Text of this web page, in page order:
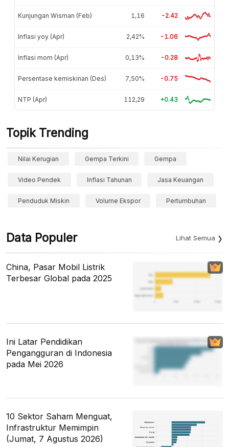
Kunjungan Wisman (Feb) 1,16 -2.42
Inflasi yoy (Apr) 2,42% -1.06
Inflasi mom (Apr) 0,13% -0.28
Persentase kemiskinan (Des) 7,50% -0.75
NTP (Apr) 112,29 +0.43
Topik Trending
Nilai Kerugian Gempa Terkini Gempa
Video Pendek Inflasi Tahunan Jasa Keuangan
Penduduk Miskin Volume Ekspor Pertumbuhan
Data Populer Lihat Semua
China, Pasar Mobil Listrik
Terbesar Global pada 2025
Ini Latar Pendidikan
Pengangguran di Indonesia
pada Mei 2026
10 Sektor Saham Menguat,
Infrastruktur Memimpin
(Jumat, 7 Agustus 2026)